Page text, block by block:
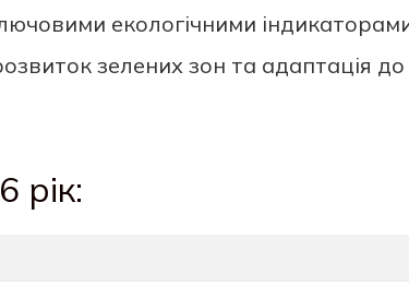
екологічними
зелених зон та адаптація до
рік: